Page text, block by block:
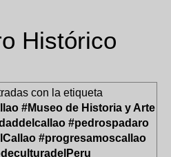
Histórico
con la etiqueta
#Museo de Historia y Arte
#pedrospadaro
#progresamoscallao